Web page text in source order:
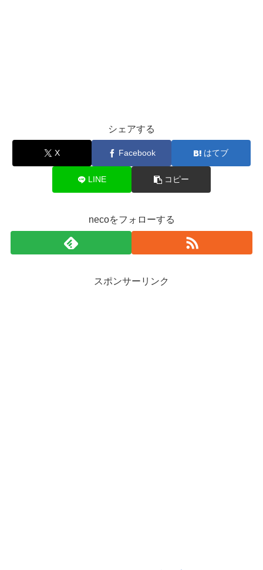
シェアする
X Facebook はてブ
LINE コピー
necoをフォローする
スポンサーリンク